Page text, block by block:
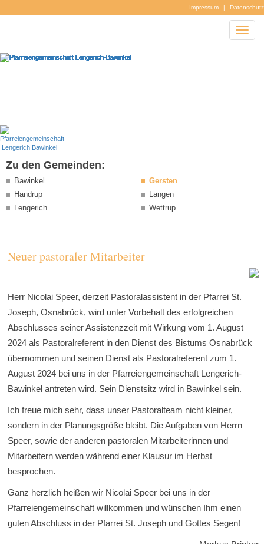
Impressum | Datenschutz
Zu den Gemeinden:
Bawinkel
Gersten
Handrup
Langen
Lengerich
Wettrup
Neuer pastoraler Mitarbeiter
Herr Nicolai Speer, derzeit Pastoralassistent in der Pfarrei St.
Joseph, Osnabrück, wird unter Vorbehalt des erfolgreichen
Abschlusses seiner Assistenzzeit mit Wirkung vom 1. August
2024 als Pastoralreferent in den Dienst des Bistums Osnabrück
übernommen und seinen Dienst als Pastoralreferent zum 1.
August 2024 bei uns in der Pfarreiengemeinschaft Lengerich-
Bawinkel antreten wird. Sein Dienstsitz wird in Bawinkel sein.
Ich freue mich sehr, dass unser Pastoralteam nicht kleiner,
sondern in der Planungsgröße bleibt. Die Aufgaben von Herrn
Speer, sowie der anderen pastoralen Mitarbeiterinnen und
Mitarbeitern werden während einer Klausur im Herbst
besprochen.
Ganz herzlich heißen wir Nicolai Speer bei uns in der
Pfarreiengemeinschaft willkommen und wünschen Ihm einen
guten Abschluss in der Pfarrei St. Joseph und Gottes Segen!